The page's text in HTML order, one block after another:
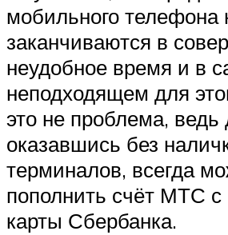
мобильного телефона
заканчиваются в
неудобное время и в
неподходящем для
это не проблема, ведь
оказавшись без
терминалов, всегда
пополнить счёт МТС с
карты Сбербанка.